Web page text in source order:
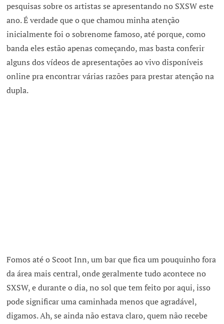
pesquisas sobre os artistas se apresentando no SXSW este
ano. É verdade que o que chamou minha atenção
inicialmente foi o sobrenome famoso, até porque, como
banda eles estão apenas começando, mas basta conferir
alguns dos vídeos de apresentações ao vivo disponíveis
online pra encontrar várias razões para prestar atenção na
dupla.
Fomos até o Scoot Inn, um bar que fica um pouquinho fora
da área mais central, onde geralmente tudo acontece no
SXSW, e durante o dia, no sol que tem feito por aqui, isso
pode significar uma caminhada menos que agradável,
digamos. Ah, se ainda não estava claro, quem não recebe